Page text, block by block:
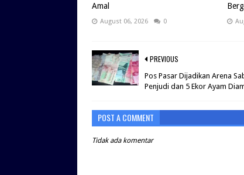
Amal
August 06, 2026 0
PREVIOUS
Pos Pasar Dijadikan Arena
Penjudi dan 5 Ekor Ayam
POST A COMMENT
Tidak ada komentar